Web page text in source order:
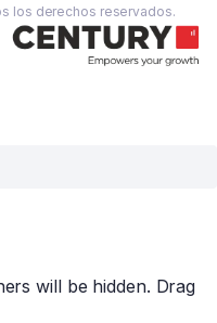
los derechos reservados.
will be hidden. Drag